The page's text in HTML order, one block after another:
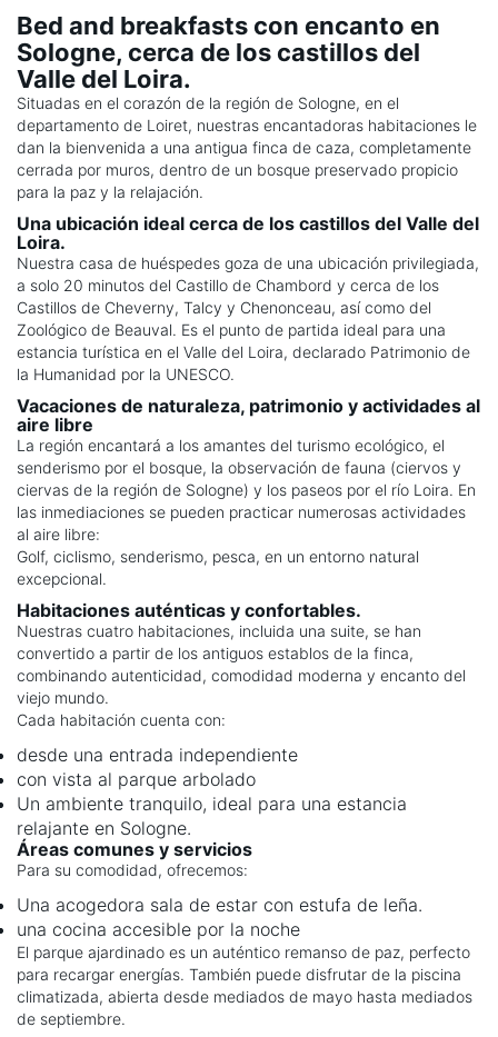
Bed and breakfasts con encanto en
Sologne, cerca de los castillos del
Valle del Loira.
Situadas en el corazón de la región de Sologne, en el
departamento de Loiret, nuestras encantadoras habitaciones le
dan la bienvenida a una antigua finca de caza, completamente
cerrada por muros, dentro de un bosque preservado propicio
para la paz y la relajación.
Una ubicación ideal cerca de los castillos del Valle del
Loira.
Nuestra casa de huéspedes goza de una ubicación privilegiada,
a solo 20 minutos del Castillo de Chambord y cerca de los
Castillos de Cheverny, Talcy y Chenonceau, así como del
Zoológico de Beauval. Es el punto de partida ideal para una
estancia turística en el Valle del Loira, declarado Patrimonio de
la Humanidad por la UNESCO.
Vacaciones de naturaleza, patrimonio y actividades al
aire libre
La región encantará a los amantes del turismo ecológico, el
senderismo por el bosque, la observación de fauna (ciervos y
ciervas de la región de Sologne) y los paseos por el río Loira. En
las inmediaciones se pueden practicar numerosas actividades
al aire libre:
Golf, ciclismo, senderismo, pesca, en un entorno natural
excepcional.
Habitaciones auténticas y confortables.
Nuestras cuatro habitaciones, incluida una suite, se han
convertido a partir de los antiguos establos de la finca,
combinando autenticidad, comodidad moderna y encanto del
viejo mundo.
Cada habitación cuenta con:
desde una entrada independiente
con vista al parque arbolado
Un ambiente tranquilo, ideal para una estancia
relajante en Sologne.
Áreas comunes y servicios
Para su comodidad, ofrecemos:
Una acogedora sala de estar con estufa de leña.
una cocina accesible por la noche
El parque ajardinado es un auténtico remanso de paz, perfecto
para recargar energías. También puede disfrutar de la piscina
climatizada, abierta desde mediados de mayo hasta mediados
de septiembre.